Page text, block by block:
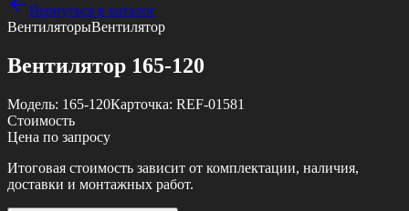
Вернуться в каталог
ВентиляторыВентилятор
Вентилятор 165-120
Модель: 165-120Карточка: REF-01581
Стоимость
Цена по запросу
Итоговая стоимость зависит от комплектации, наличия,
доставки и монтажных работ.